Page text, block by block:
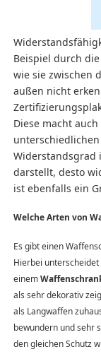
Beispiel durch
wie sie zwischen
außen nicht
Diese macht
Widerstandsgrad
darstellt, desto
ist ebenfalls ein
Welche Arten von
Es gibt einen
Hierbei
einem
als sehr dekorativ
als Langwaffen
bewundern und sehr
den gleichen Schutz